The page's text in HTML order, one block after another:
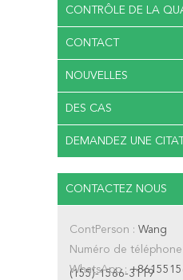
CONTRÔLE DE LA
CONTACT
NOUVELLES
DES CAS
DEMANDEZ UNE
CONTACTEZ NOUS
ContPerson : Wang
Numéro de téléphone
(155)-1566-3119
WhatsApp :